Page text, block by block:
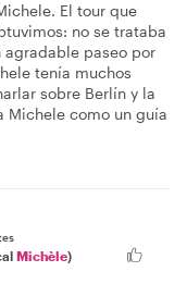
El tour que
no se trataba
paseo por
tenía muchos
sobre Berlín y la
Michele como un guía
Michèle)